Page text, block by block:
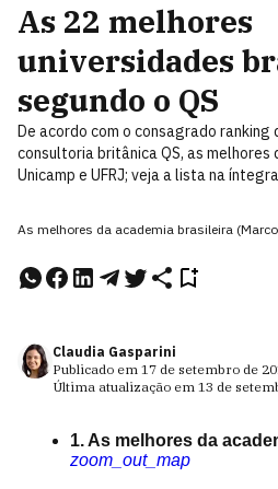
As 22 melhores
universidades
segundo o QS
De acordo com o consagrado ranking
consultoria britânica QS, as melhores
Unicamp e UFRJ; veja a lista na íntegra
As melhores da academia brasileira
Claudia Gasparini
Publicado em 17 de setembro de
Última atualização em 13 de
1. As melhores da
zoom_out_map